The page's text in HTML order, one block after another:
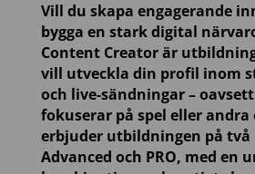
Vill du skapa engagerande
bygga en stark digital
Content Creator är
vill utveckla din profil inom
och live-sändningar –
fokuserar på spel eller andra
erbjuder utbildningen på två
Advanced och PRO, med en